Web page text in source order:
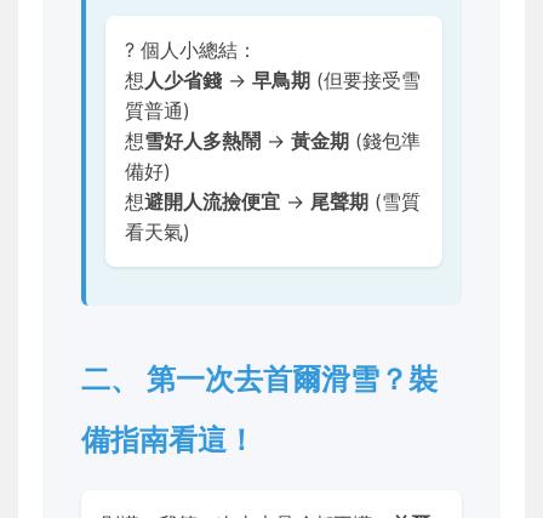
? 個人小總結：
想 人少省錢 → 早鳥期 (但要接受雪
質普通)
想雪好人多熱鬧 → 黃金期 (錢包準
備好)
想避開人流撿便宜 → 尾聲期 (雪質
看天氣)
二、 第一次去首爾滑雪？裝
備指南看這！